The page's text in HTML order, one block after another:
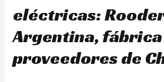
eléctricas:
Argentina, fábrica
proveedores de